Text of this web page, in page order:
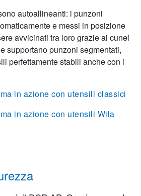
autoallineanti: i punzoni
e messi in posizione
avvicinati tra loro grazie ai cunei
supportano punzoni segmentati,
perfettamente stabili anche con i
in azione con utensili classici
in azione con utensili Wila